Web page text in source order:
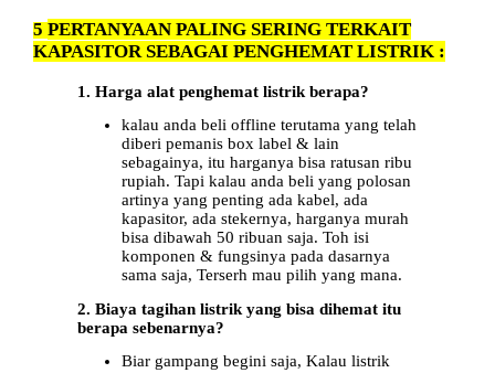
5 PERTANYAAN PALING SERING TERKAIT
KAPASITOR SEBAGAI PENGHEMAT LISTRIK :
1. Harga alat penghemat listrik berapa?
kalau anda beli offline terutama yang telah
diberi pemanis box label & lain
sebagainya, itu harganya bisa ratusan ribu
rupiah. Tapi kalau anda beli yang polosan
artinya yang penting ada kabel, ada
kapasitor, ada stekernya, harganya murah
bisa dibawah 50 ribuan saja. Toh isi
komponen & fungsinya pada dasarnya
sama saja, Terserh mau pilih yang mana.
2. Biaya tagihan listrik yang bisa dihemat itu
berapa sebenarnya?
Biar gampang begini saja, Kalau listrik